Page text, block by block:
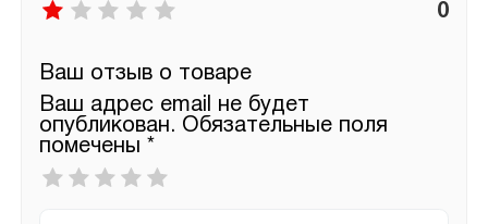
0
Ваш отзыв о товаре
Ваш адрес email не будет
опубликован. Обязательные поля
помечены *
Ваша
оценка